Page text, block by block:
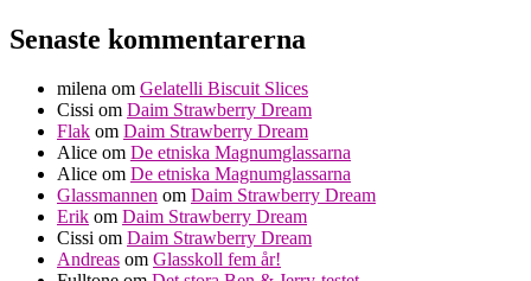
Senaste kommentarerna
milena om Gelatelli Biscuit Slices
Cissi om Daim Strawberry Dream
Flak om Daim Strawberry Dream
Alice om De etniska Magnumglassarna
Alice om De etniska Magnumglassarna
Glassmannen om Daim Strawberry Dream
Erik om Daim Strawberry Dream
Cissi om Daim Strawberry Dream
Andreas om Glasskoll fem år!